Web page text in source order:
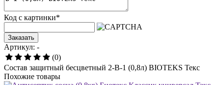
Код с картинки*
Заказать
Артикул: -
(0)
Состав защитный бесцветный 2-В-1 (0,8л) BIOTEKS Текс
Похожие товары